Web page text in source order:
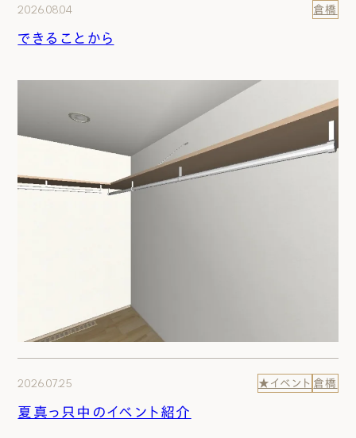
2026.08.04 倉橋
できることから
2026.07.25 ★イベント 倉橋
夏真っ只中のイベント紹介